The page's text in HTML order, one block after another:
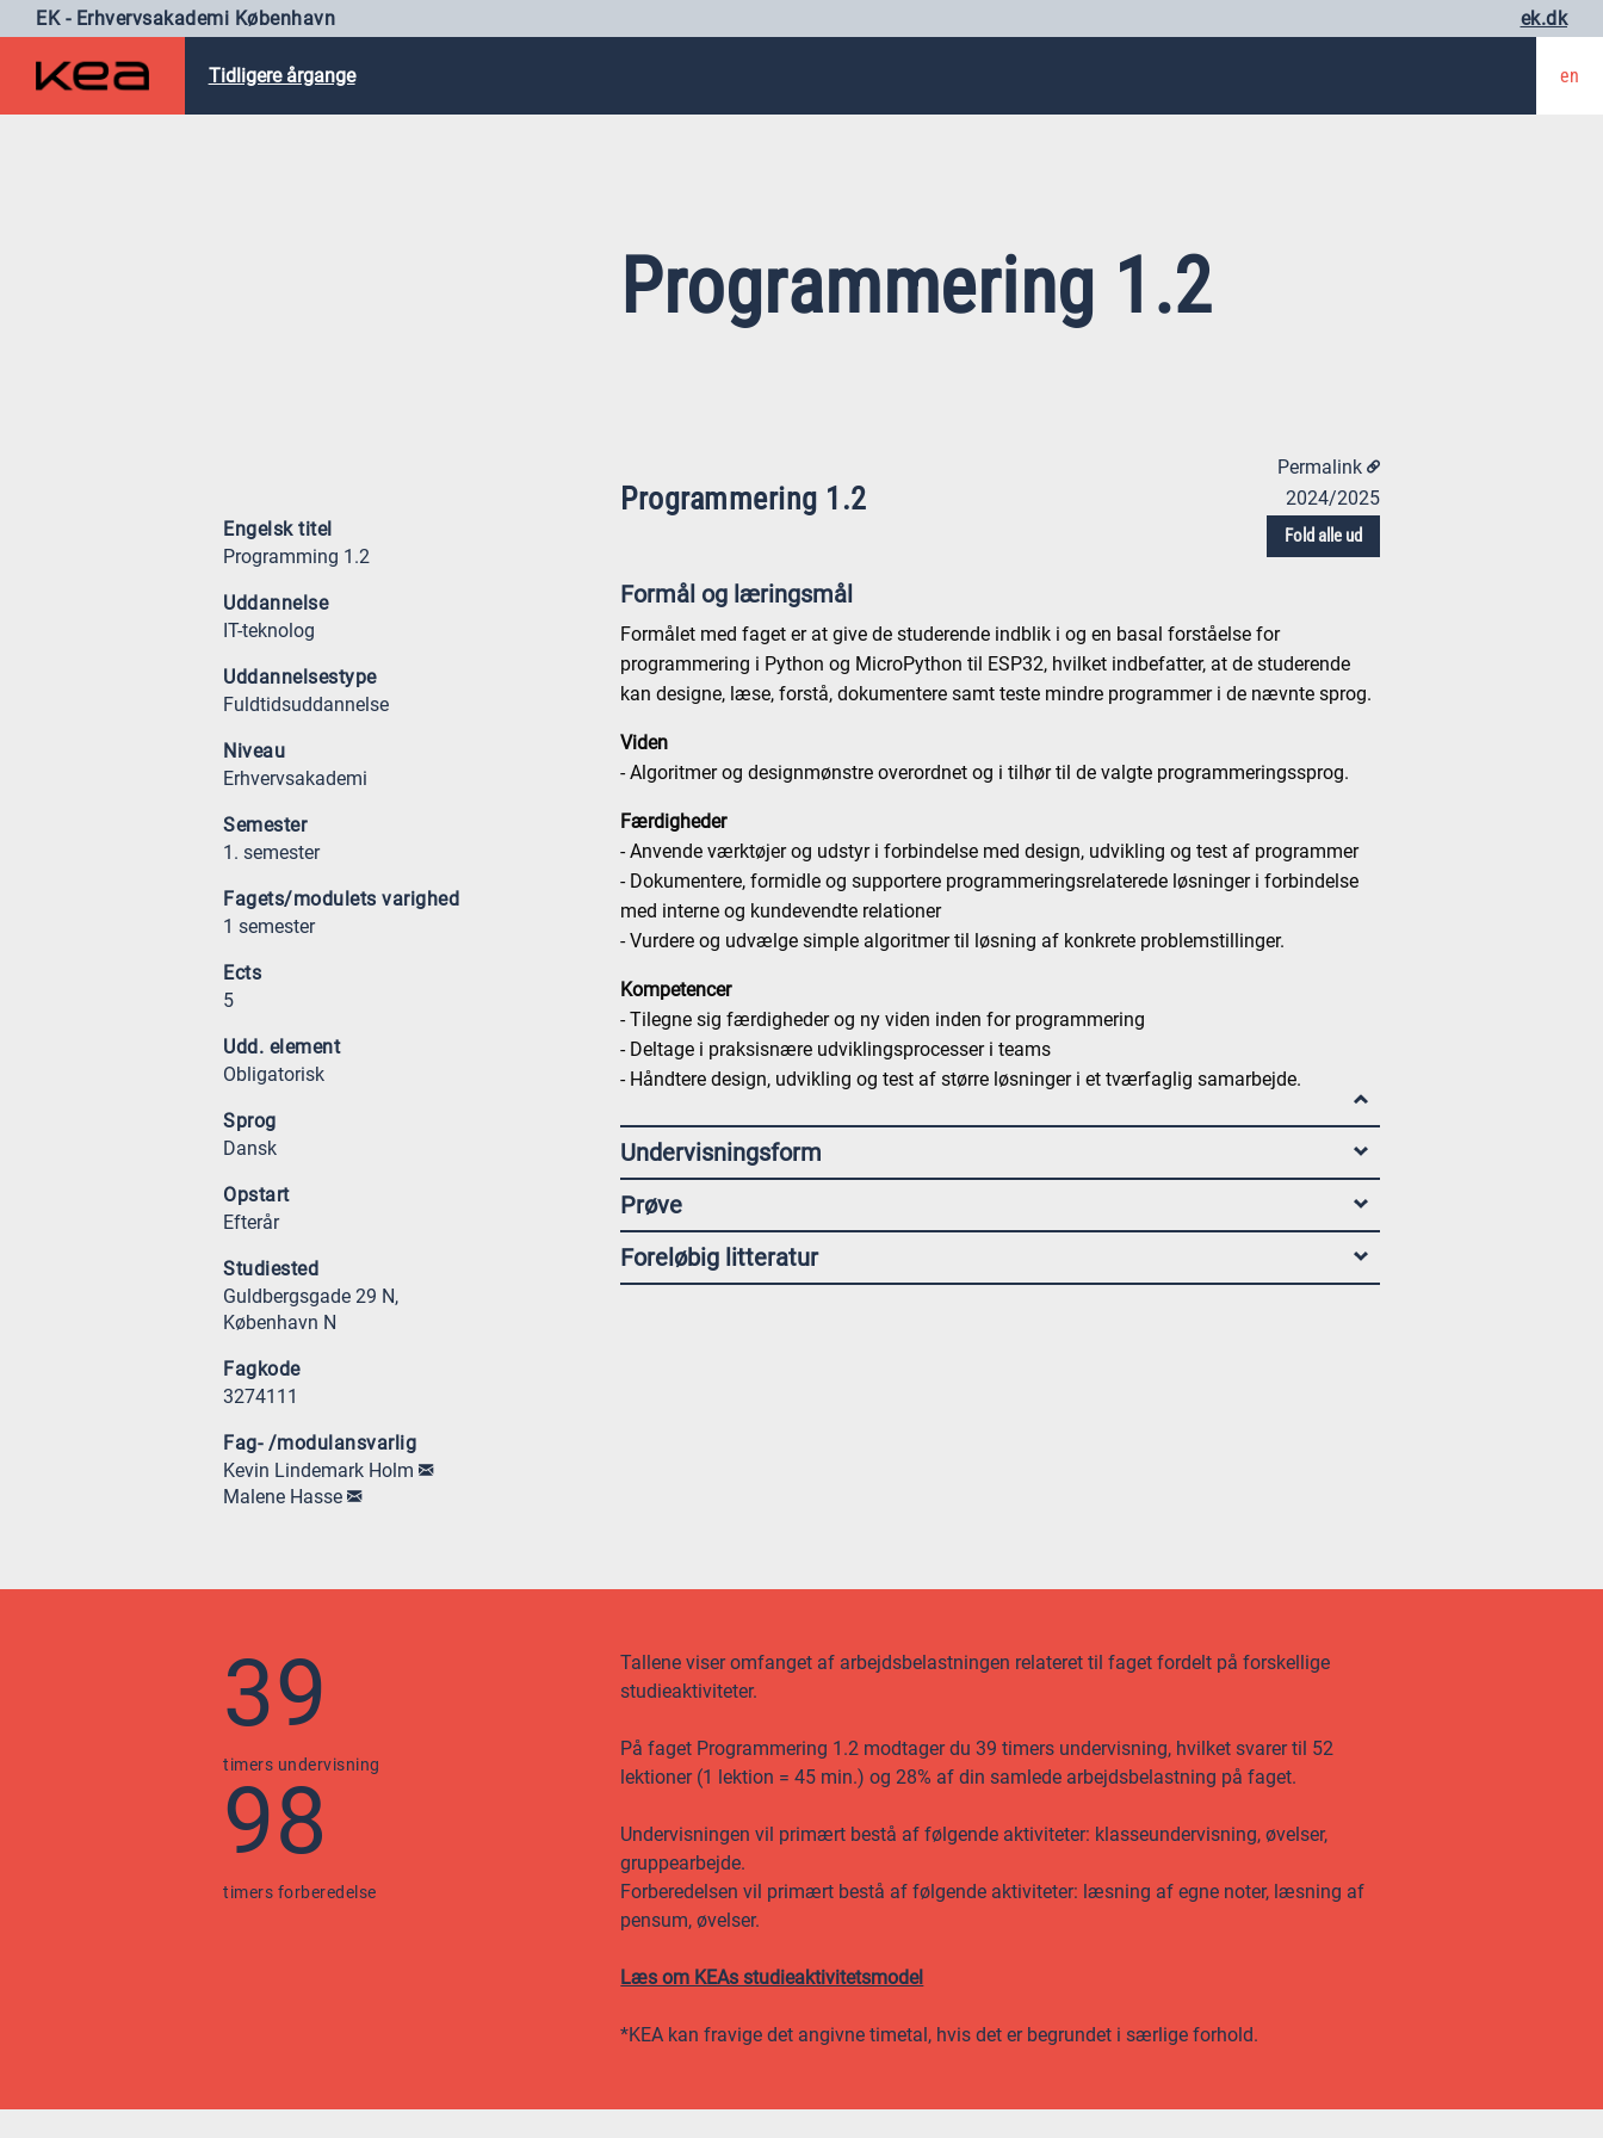
EK - Erhvervsakademi København ek.dk
Tidligere årgange en
Programmering 1.2
Permalink
Programmering 1.2
2024/2025
Engelsk titel
Programming 1.2
Uddannelse
IT-teknolog
Uddannelsestype
Fuldtidsuddannelse
Niveau
Erhvervsakademi
Semester
1. semester
Fagets/modulets varighed
1 semester
Ects
5
Udd. element
Obligatorisk
Sprog
Dansk
Opstart
Efterår
Studiested
Guldbergsgade 29 N,
København N
Fagkode
3274111
Fag- /modulansvarlig
Kevin Lindemark Holm
Malene Hasse
Fold alle ud
Formål og læringsmål
Formålet med faget er at give de studerende indblik i og en basal forståelse for
programmering i Python og MicroPython til ESP32, hvilket indbefatter, at de studerende
kan designe, læse, forstå, dokumentere samt teste mindre programmer i de nævnte sprog.
Viden
- Algoritmer og designmønstre overordnet og i tilhør til de valgte programmeringssprog.
Færdigheder
- Anvende værktøjer og udstyr i forbindelse med design, udvikling og test af programmer
- Dokumentere, formidle og supportere programmeringsrelaterede løsninger i forbindelse
med interne og kundevendte relationer
- Vurdere og udvælge simple algoritmer til løsning af konkrete problemstillinger.
Kompetencer
- Tilegne sig færdigheder og ny viden inden for programmering
- Deltage i praksisnære udviklingsprocesser i teams
- Håndtere design, udvikling og test af større løsninger i et tværfaglig samarbejde.
Undervisningsform
Prøve
Foreløbig litteratur
39
timers undervisning
98
timers forberedelse
Tallene viser omfanget af arbejdsbelastningen relateret til faget fordelt på forskellige
studieaktiviteter.
På faget Programmering 1.2 modtager du 39 timers undervisning, hvilket svarer til 52
lektioner (1 lektion = 45 min.) og 28% af din samlede arbejdsbelastning på faget.
Undervisningen vil primært bestå af følgende aktiviteter: klasseundervisning, øvelser,
gruppearbejde.
Forberedelsen vil primært bestå af følgende aktiviteter: læsning af egne noter, læsning af
pensum, øvelser.
Læs om KEAs studieaktivitetsmodel
*KEA kan fravige det angivne timetal, hvis det er begrundet i særlige forhold.